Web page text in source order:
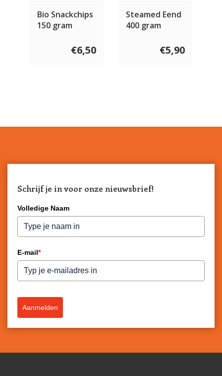
Bio Snackchips
150 gram
€6,50
Steamed Eend
400 gram
€5,90
Schrijf je in voor onze nieuwsbrief!
Volledige Naam
E-mail*
Aanmelden